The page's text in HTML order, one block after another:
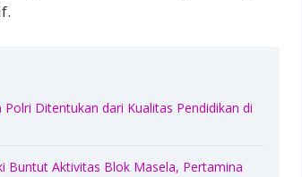
Ditentukan dari Kualitas Pendidikan di
Buntut Aktivitas Blok Masela, Pertamina